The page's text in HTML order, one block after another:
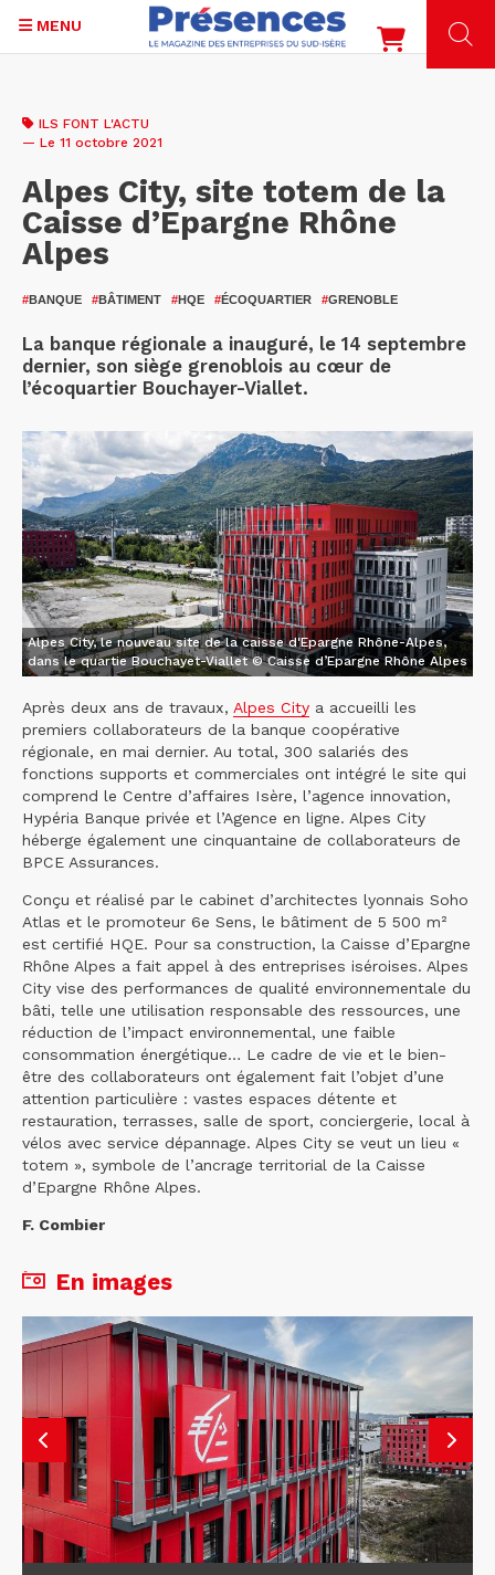
contenu
MENU
ILS FONT L'ACTU
— Le 11 octobre 2021
Alpes City, site totem de la
Caisse d’Epargne Rhône
Alpes
#BANQUE #BÂTIMENT #HQE #ÉCOQUARTIER #GRENOBLE
La banque régionale a inauguré, le 14 septembre
dernier, son siège grenoblois au cœur de
l’écoquartier Bouchayer-Viallet.
Alpes City, le nouveau site de la caisse d'Epargne Rhône-Alpes,
dans le quartie Bouchayet-Viallet © Caisse d’Epargne Rhône Alpes
Après deux ans de travaux, Alpes City a accueilli les
premiers collaborateurs de la banque coopérative
régionale, en mai dernier. Au total, 300 salariés des
fonctions supports et commerciales ont intégré le site qui
comprend le Centre d’affaires Isère, l’agence innovation,
Hypéria Banque privée et l’Agence en ligne. Alpes City
héberge également une cinquantaine de collaborateurs de
BPCE Assurances.
Conçu et réalisé par le cabinet d’architectes lyonnais Soho
Atlas et le promoteur 6e Sens, le bâtiment de 5 500 m²
est certifié HQE. Pour sa construction, la Caisse d’Epargne
Rhône Alpes a fait appel à des entreprises iséroises. Alpes
City vise des performances de qualité environnementale du
bâti, telle une utilisation responsable des ressources, une
réduction de l’impact environnemental, une faible
consommation énergétique… Le cadre de vie et le bien-
être des collaborateurs ont également fait l’objet d’une
attention particulière : vastes espaces détente et
restauration, terrasses, salle de sport, conciergerie, local à
vélos avec service dépannage. Alpes City se veut un lieu «
totem », symbole de l’ancrage territorial de la Caisse
d’Epargne Rhône Alpes.
F. Combier
En images